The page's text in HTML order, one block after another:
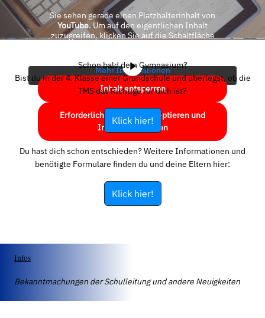
Sie sehen gerade einen Platzhalterinhalt von
YouTube. Um auf den eigentlichen Inhalt
zuzugreifen, klicken Sie auf die Schaltfläche
Mehr Informationen
Inhalt entsperren
Erforderlichen Service akzeptieren und
Inhalte entsperren
Schon bald dein Gymnasium?
Bist du in der 4. Klasse einer Grundschule und überlegst, ob die
TMS das Richtige für dich ist?
Klick hier!
Du hast dich schon entschieden? Weitere Informationen und
benötigte Formulare finden du und deine Eltern hier:
Klick hier!
Infos
Bekanntmachungen der Schulleitung und andere Neuigkeiten